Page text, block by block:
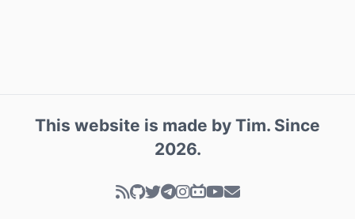
This website is made by Tim. Since
2026.